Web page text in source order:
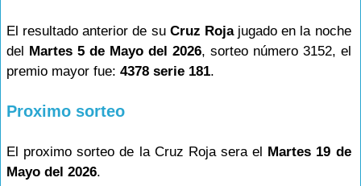
El resultado anterior de su Cruz Rojajugado en la noche
del Martes 5 de Mayo del 2026, sorteo número 3152, el
premio mayor fue: 4378 serie 181.
Proximo sorteo
El proximo sorteo de la Cruz Roja sera el Martes 19 de
Mayo del 2026.